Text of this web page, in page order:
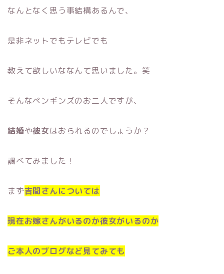
なんとなく思う事結構あるんで、
是非ネットでもテレビでも
教えて欲しいななんて思いました。笑
そんなペンギンズのお二人ですが、
結婚や彼女はおられるのでしょうか？
調べてみました！
まず吉間さんについては
現在お嫁さんがいるのか彼女がいるのか
ご本人のブログなど見てみても